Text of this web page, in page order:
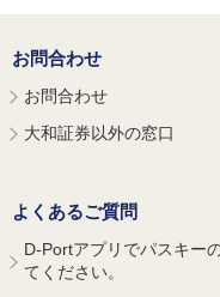
お問合わせ
お問合わせ
大和証券以外の窓口
よくあるご質問
D-Portアプリでパスキー
てください。